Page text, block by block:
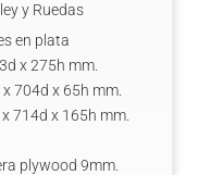
y Ruedas
en plata
x 275h mm.
704d x 65h mm.
714d x 165h mm.
plywood 9mm.